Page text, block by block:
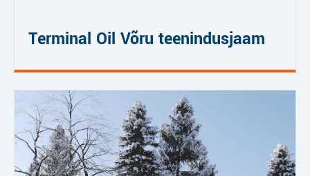
Terminal Oil Võru teenindusjaam